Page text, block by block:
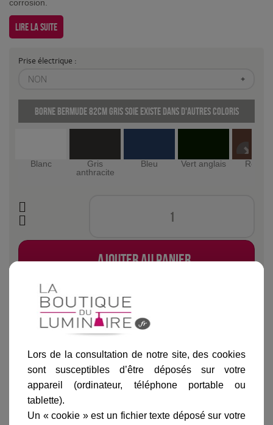
corrosion.
Lire la suite
Prise électrique :
NON
Borne Bermude 82cm Gris soie existe dans d'autres coloris
Blanc
Gris
anthracite
Bleu Vert anglais Rouille
Ajouter au panier
Informations produit
gamme complète
Lors de la consultation de notre site, des cookies
sont susceptibles d’être déposés sur votre
appareil (ordinateur, téléphone portable ou
tablette).
Un « cookie » est un fichier texte déposé sur votre